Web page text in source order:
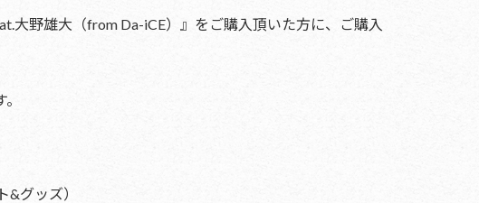
大野雄大（from Da-iCE）』をご購入頂いた方に、ご購入
グッズ）